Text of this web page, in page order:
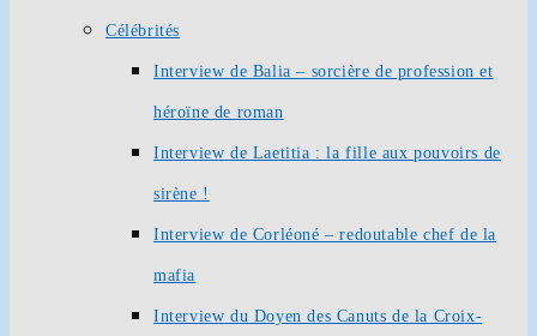
Célébrités
Interview de Balia – sorcière de profession et
héroïne de roman
Interview de Laetitia : la fille aux pouvoirs de
sirène !
Interview de Corléoné – redoutable chef de la
mafia
Interview du Doyen des Canuts de la Croix-